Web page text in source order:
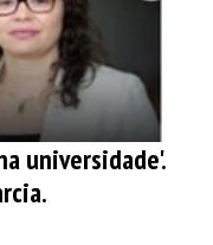
universidade'.